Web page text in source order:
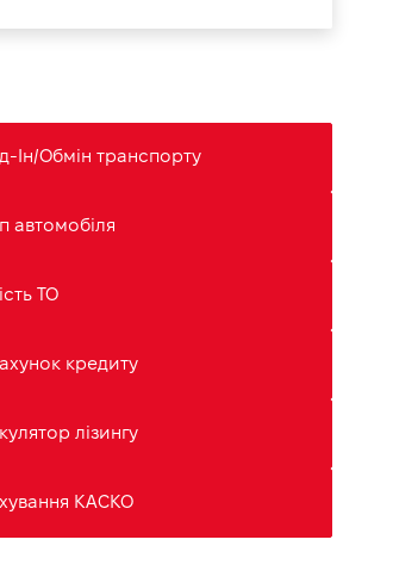
Ін/Обмін транспорту
автомобіля
ТО
кредиту
лізингу
КАСКО